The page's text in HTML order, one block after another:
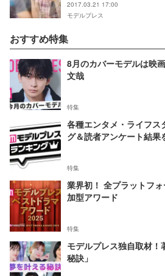
2017.03.21 17:00
モデルプレス
おすすめ特集
8月のカバーモデルは映
文哉
特集
各種エンタメ・ライフス
グ＆読者アンケート結果
特集
業界初！ 全プラットフ
加型アワード
特集
モデルプレス独自取材！
秘訣」